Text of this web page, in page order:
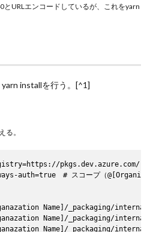
URLエンコードしているが、これをyarn
installを行う。[^1]
る。
pkgs.dev.azure.com/
auth=true　# スコープ（
Name]/_packaging/
Name]/_packaging/
Name]/_packaging/